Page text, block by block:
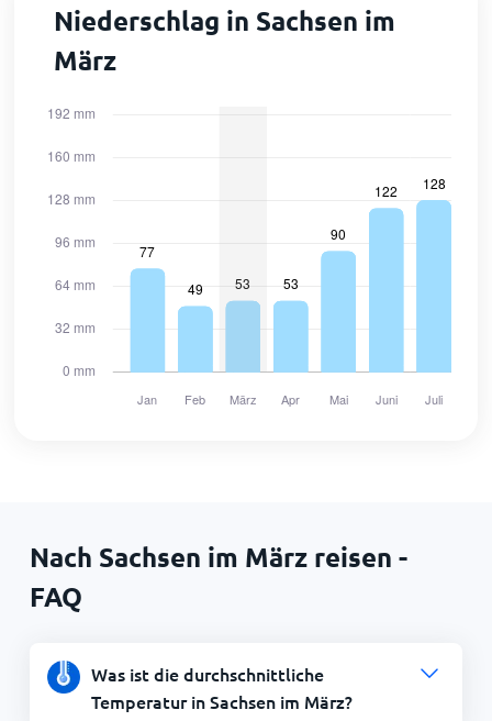
Niederschlag in Sachsen im
März
Nach Sachsen im März reisen -
FAQ
Was ist die durchschnittliche
Temperatur in Sachsen im März?